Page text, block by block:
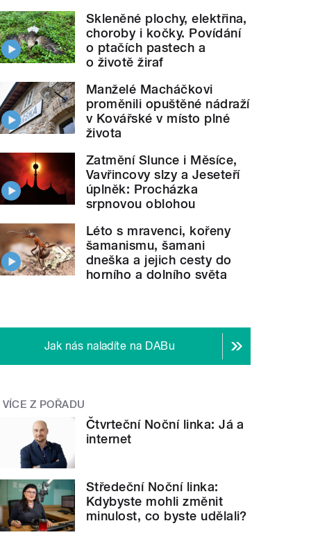
Skleněné plochy, elektřina,
choroby i kočky. Povídání
o ptačích pastech a
o životě žiraf
Manželé Macháčkovi
proměnili opuštěné nádraží
v Kovářské v místo plné
života
Zatmění Slunce i Měsíce,
Vavřincovy slzy a Jeseteří
úplněk: Procházka
srpnovou oblohou
Léto s mravenci, kořeny
šamanismu, šamani
dneška a jejich cesty do
horního a dolního světa
Jak nás naladíte na DABu
VÍCE Z POŘADU
Čtvrteční Noční linka: Já a
internet
Středeční Noční linka:
Kdybyste mohli změnit
minulost, co byste udělali?